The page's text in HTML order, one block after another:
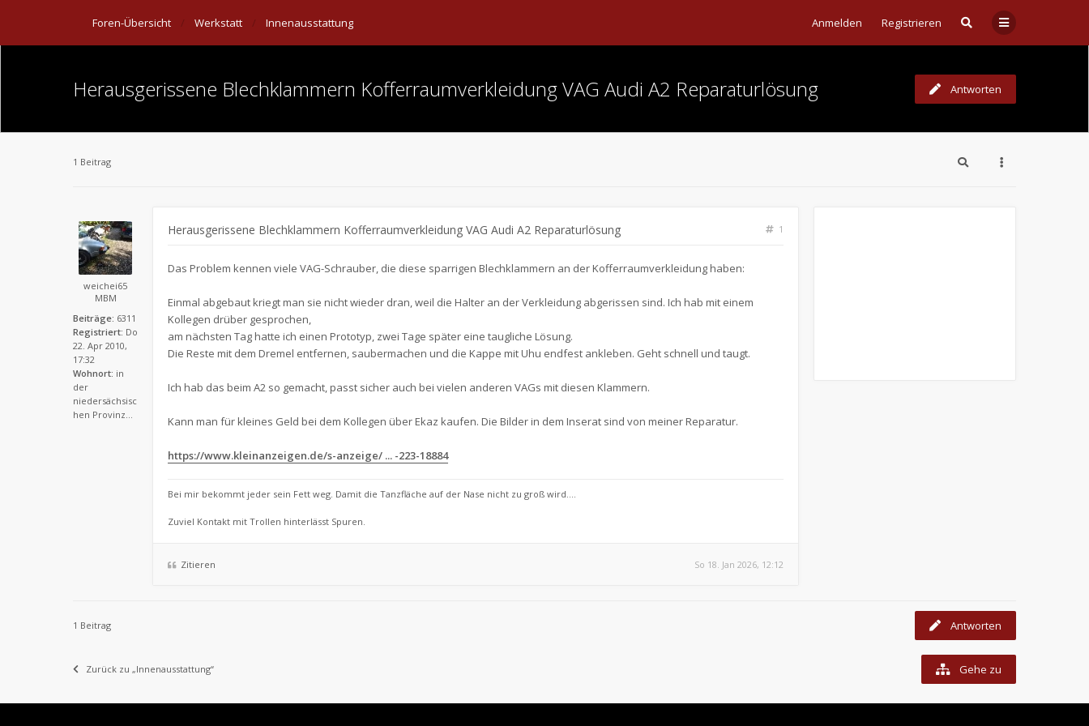
Anmelden Registrieren
Foren-Übersicht Werkstatt Innenausstattung
Herausgerissene Blechklammern Kofferraumverkleidung VAG Audi A2 Reparaturlösung Antworten
1 Beitrag
weichei65
MBM
Beiträge: 6311
Registriert: Do
22. Apr 2010,
17:32
Wohnort: in
der
niedersächsisc
hen Provinz...
Herausgerissene Blechklammern Kofferraumverkleidung VAG Audi A2 Reparaturlösung 1
Das Problem kennen viele VAG-Schrauber, die diese sparrigen Blechklammern an der Kofferraumverkleidung haben:
Einmal abgebaut kriegt man sie nicht wieder dran, weil die Halter an der Verkleidung abgerissen sind. Ich hab mit einem
Kollegen drüber gesprochen,
am nächsten Tag hatte ich einen Prototyp, zwei Tage später eine taugliche Lösung.
Die Reste mit dem Dremel entfernen, saubermachen und die Kappe mit Uhu endfest ankleben. Geht schnell und taugt.
Ich hab das beim A2 so gemacht, passt sicher auch bei vielen anderen VAGs mit diesen Klammern.
Kann man für kleines Geld bei dem Kollegen über Ekaz kaufen. Die Bilder in dem Inserat sind von meiner Reparatur.
https://www.kleinanzeigen.de/s-anzeige/ ... -223-18884
Bei mir bekommt jeder sein Fett weg. Damit die Tanzfläche auf der Nase nicht zu groß wird....
Zuviel Kontakt mit Trollen hinterlässt Spuren.
Zitieren So 18. Jan 2026, 12:12
1 Beitrag Antworten
Zurück zu „Innenausstattung“ Gehe zu